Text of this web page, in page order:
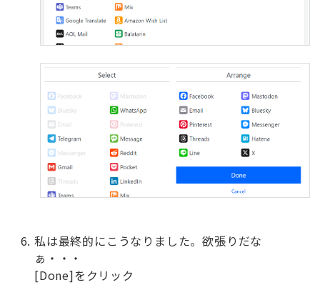
私は最終的にこうなりました。欲張りだな
ぁ・・・
[Done]をクリック